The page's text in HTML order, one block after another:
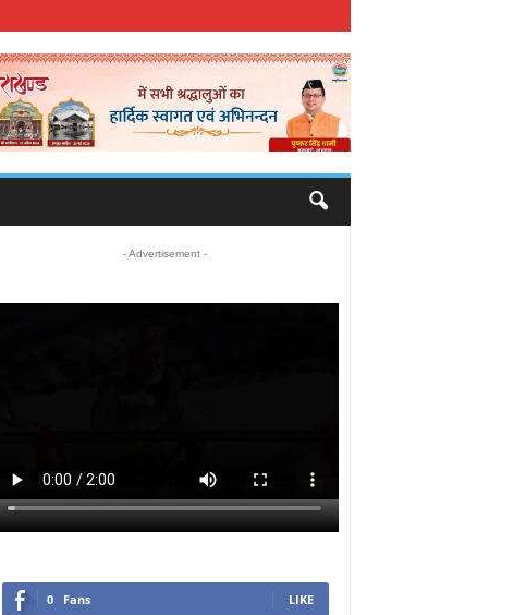
- Advertisement -
0 Fans LIKE